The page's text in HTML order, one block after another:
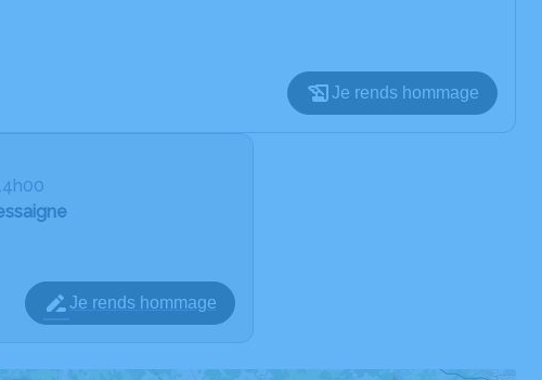
Je rends hommage
Je rends hommage